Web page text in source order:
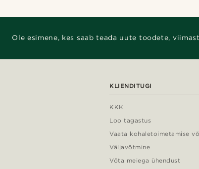
Ole esimene, kes saab teada uute toodete,
KLIENDITUGI
KKK
Loo tagastus
Vaata kohaletoimetamise
Väljavõtmine
Võta meiega ühendust